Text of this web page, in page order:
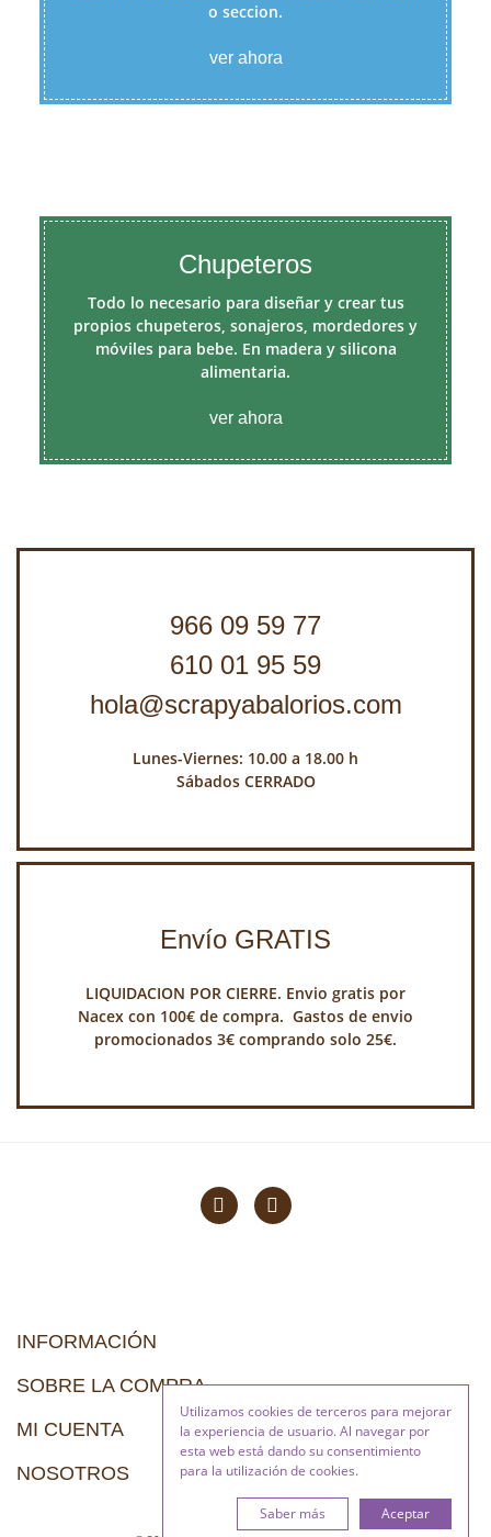
Utilizamos cookies de terceros para mejorar
la experiencia de usuario. Al navegar por
esta web está dando su consentimiento
para la utilización de cookies.
Aceptar
Saber más
o seccion.
ver ahora
Chupeteros
Todo lo necesario para diseñar y crear tus
propios chupeteros, sonajeros, mordedores y
móviles para bebe. En madera y silicona
alimentaria.
ver ahora
966 09 59 77
610 01 95 59
hola@scrapyabalorios.com
Lunes-Viernes: 10.00 a 18.00 h
Sábados CERRADO
Envío GRATIS
LIQUIDACION POR CIERRE. Envio gratis por
Nacex con 100€ de compra. Gastos de envio
promocionados 3€ comprando solo 25€.
INFORMACIÓN
SOBRE LA COMPRA
MI CUENTA
NOSOTROS